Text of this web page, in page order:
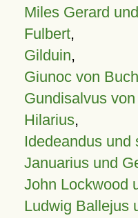
Miles Gerard
Fulbert,
Gilduin,
Giunoc von
Gundisalvus
Hilarius,
Idedeandus und
Januarius und
John Lockwood
Ludwig Ballejus